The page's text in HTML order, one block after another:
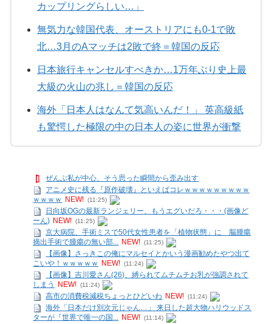
カップリングらしい…」
無気力な韓国代表、オーストリアにも0-1で敗
北…3月のAマッチは2敗で終＝韓国の反応
日本旅行キャンセルすべきか…1万年ぶり史上最
大級の火山の兆し＝韓国の反応
海外「日本人はなんて気高いんだ！」 英高級紙
も驚愕した極限の中の日本人の姿に世界が衝撃
ぜんぶ私が中心、そう思った瞬間から歪み出す
アニメ史に残る『原作破壊』といえばコレｗｗｗｗｗｗｗｗｗ
ｗｗｗｗ
NEW! (11:25)
日向坂OGの最新ランジェリー、もうエグいだろ・・・(画像ど
ーん) NEW! (11:25)
京大病院、手術ミスで50代女性患者を「植物状態」に 脳腫瘍
摘出手術で腫瘍の無い部... NEW! (11:25)
【画像】さっきこの俺にマルセイとかいう漫画勧めたやつ出て
こいや！ｗｗｗｗｗ
NEW! (11:24)
【画像】吉川愛さん(26)、縛られてムチムチお乳が強調されて
しまう
NEW! (11:24)
高市の消費税減税ちょっとひどいわ NEW! (11:24)
海外「日本だけ別次元じゃん…」 来日した超大物ハリウッドス
ターが『世界で唯一の国... NEW! (11:14)